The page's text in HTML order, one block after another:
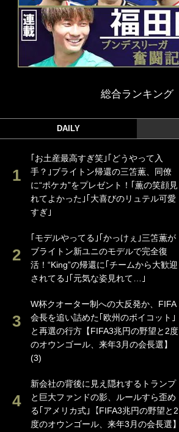
総合ランキング
DAILY
｢お土産最高すぎ笑｣｢どうやって入
手？｣ブライトン帰還の三笘薫、同僚
に“ポケカ”をプレゼント！｢薫の笑顔見
れてよかった｣｢大喜びのリュテル可愛
すぎ｣
｢モデルやってる｣｢かっけぇ｣三笘薫が
ブライトン新ユニのモデルで完全復
活！“King”の帰還に｢チームから大歓迎
されてる｣｢元気な姿見れて…｣
W杯クオーター制への大反発か、FIFA
会長を追い詰めた｢欧州のボイコット｣
と再選の行方【FIFA3兆円の野望と2度
のオウンゴール、来年3月の会長選】
(3)
新会社の背後に見え隠れするトランプ
と巨大ファンドの影、ルールすら歪め
る｢アメリカ式｣【FIFA3兆円の野望と2
度のオウンゴール、来年3月の会長選】